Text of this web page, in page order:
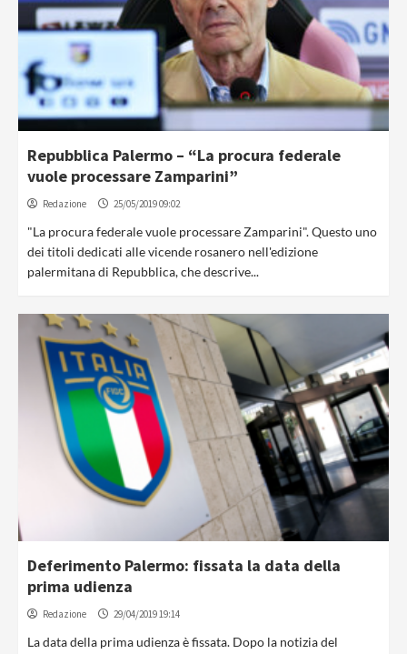
Repubblica Palermo – “La procura federale
vuole processare Zamparini”
Redazione 25/05/2019 09:02
"La procura federale vuole processare Zamparini". Questo uno
dei titoli dedicati alle vicende rosanero nell'edizione
palermitana di Repubblica, che descrive...
Deferimento Palermo: fissata la data della
prima udienza
Redazione 29/04/2019 19:14
La data della prima udienza è fissata. Dopo la notizia del